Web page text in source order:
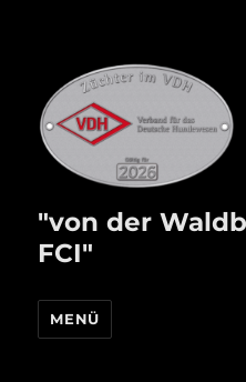
"von der
FCI"
MENÜ